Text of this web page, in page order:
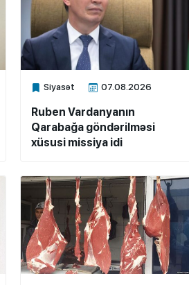
Siyasət 07.08.2026
Xalq.Online
Ruben Vardanyanın
Qarabağa göndərilməsi
xüsusi missiya idi